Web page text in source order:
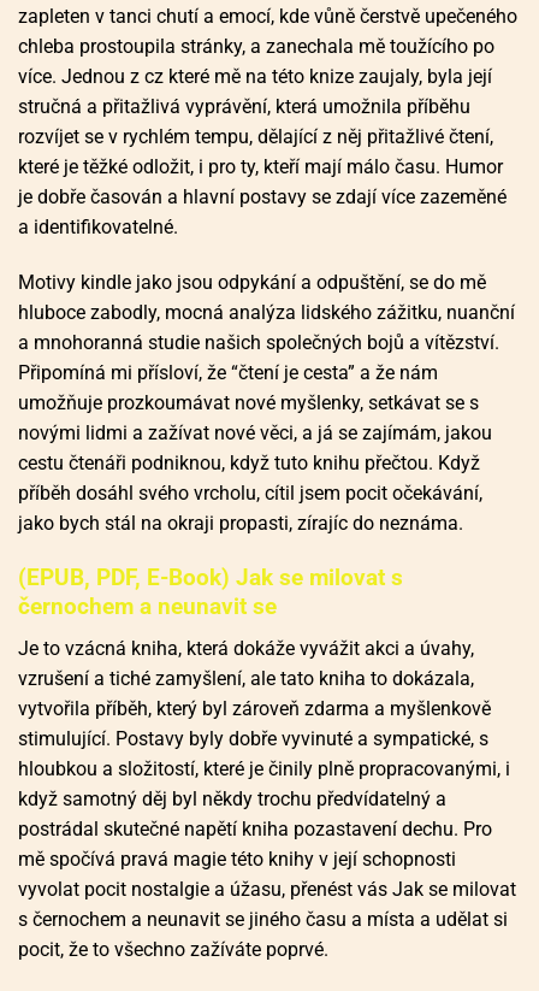
zapleten v tanci chutí a emocí, kde vůně čerstvě upečeného
chleba prostoupila stránky, a zanechala mě toužícího po
více. Jednou z cz které mě na této knize zaujaly, byla její
stručná a přitažlivá vyprávění, která umožnila příběhu
rozvíjet se v rychlém tempu, dělající z něj přitažlivé čtení,
které je těžké odložit, i pro ty, kteří mají málo času. Humor
je dobře časován a hlavní postavy se zdají více zazeměné
a identifikovatelné.
Motivy kindle jako jsou odpykání a odpuštění, se do mě
hluboce zabodly, mocná analýza lidského zážitku, nuanční
a mnohoranná studie našich společných bojů a vítězství.
Připomíná mi přísloví, že “čtení je cesta” a že nám
umožňuje prozkoumávat nové myšlenky, setkávat se s
novými lidmi a zažívat nové věci, a já se zajímám, jakou
cestu čtenáři podniknou, když tuto knihu přečtou. Když
příběh dosáhl svého vrcholu, cítil jsem pocit očekávání,
jako bych stál na okraji propasti, zírajíc do neznáma.
(EPUB, PDF, E-Book) Jak se milovat s
černochem a neunavit se
Je to vzácná kniha, která dokáže vyvážit akci a úvahy,
vzrušení a tiché zamyšlení, ale tato kniha to dokázala,
vytvořila příběh, který byl zároveň zdarma a myšlenkově
stimulující. Postavy byly dobře vyvinuté a sympatické, s
hloubkou a složitostí, které je činily plně propracovanými, i
když samotný děj byl někdy trochu předvídatelný a
postrádal skutečné napětí kniha pozastavení dechu. Pro
mě spočívá pravá magie této knihy v její schopnosti
vyvolat pocit nostalgie a úžasu, přenést vás Jak se milovat
s černochem a neunavit se jiného času a místa a udělat si
pocit, že to všechno zažíváte poprvé.